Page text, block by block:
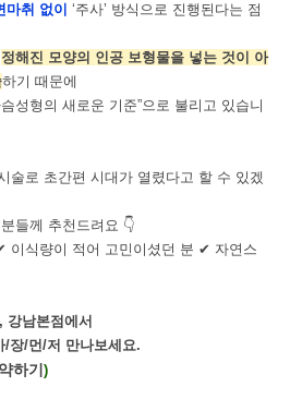
마취 없이
‘주사’ 방식으로 진행된다는 점
정해진 모양의 인공 보형물을 넣는 것이 아
하기 때문에
성형의 새로운 기준”으로 불리고 있습니
술로 초간편 시대가 열렸다고 할 수 있겠
들께 추천드려요 👇
이식량이 적어 고민이셨던 분 ✔ 자연스
강남본점에서
장/먼/저 만나보세요.
하기 )